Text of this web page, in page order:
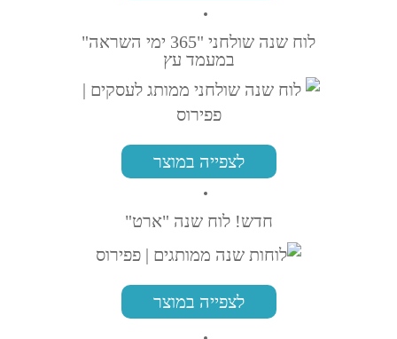
לוח שנה שולחני "365 ימי השראה"
במעמד עץ
לצפייה במוצר
חדש! לוח שנה "ארט"
לצפייה במוצר